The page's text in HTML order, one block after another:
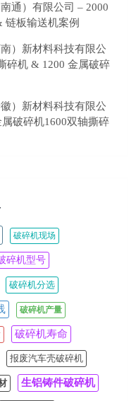
通）有限公司 – 2000
链板输送机案例
）新材料科技有限公
碎机 & 1200 金属破碎
）新材料科技有限公
属破碎机1600双轴撕碎
破碎机现场
碎机型号
破碎机分选
破碎机产量
破碎机寿命
报废汽车壳破碎机
生铝铸件破碎机